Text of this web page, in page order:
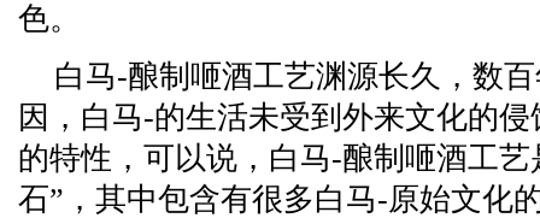
色。
白马-酿制咂酒工艺渊源长久，数
因，白马-的生活未受到外来文化的
的特性，可以说，白马-酿制咂酒工
石”，其中包含有很多白马-原始文化